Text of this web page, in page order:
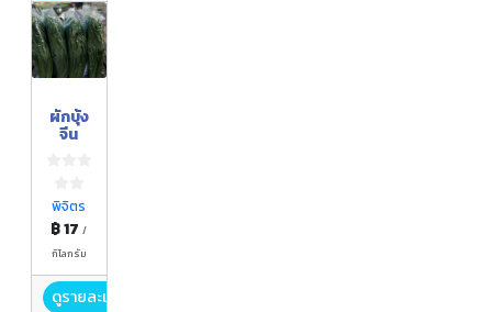
ผักบุ้ง
จีน
พิจิตร
฿ 17/
กิโลกรัม
ดูรายละเอียด